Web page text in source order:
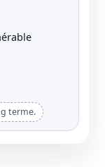
terme.